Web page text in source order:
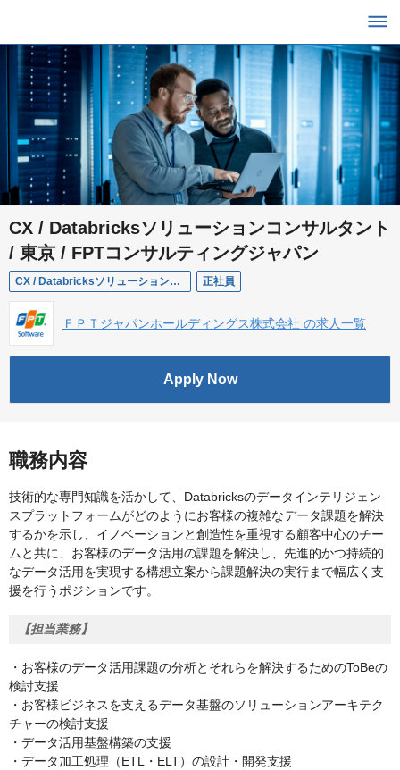
CX / Databricksソリューションコンサルタント
/ 東京 / FPTコンサルティングジャパン
CX / Databricksソリューションコンサルタント / 東京 / FPTコンサルティングジャパン 正社員
ＦＰＴジャパンホールディングス株式会社 の求人一覧
Apply Now
職務内容
技術的な専門知識を活かして、Databricksのデータインテリジェン
スプラットフォームがどのようにお客様の複雑なデータ課題を解決
するかを示し、イノベーションと創造性を重視する顧客中心のチー
ムと共に、お客様のデータ活用の課題を解決し、先進的かつ持続的
なデータ活用を実現する構想立案から課題解決の実行まで幅広く支
援を行うポジションです。
【担当業務】
・お客様のデータ活用課題の分析とそれらを解決するためのToBeの
検討支援
・お客様ビジネスを支えるデータ基盤のソリューションアーキテク
チャーの検討支援
・データ活用基盤構築の支援
・データ加工処理（ETL・ELT）の設計・開発支援